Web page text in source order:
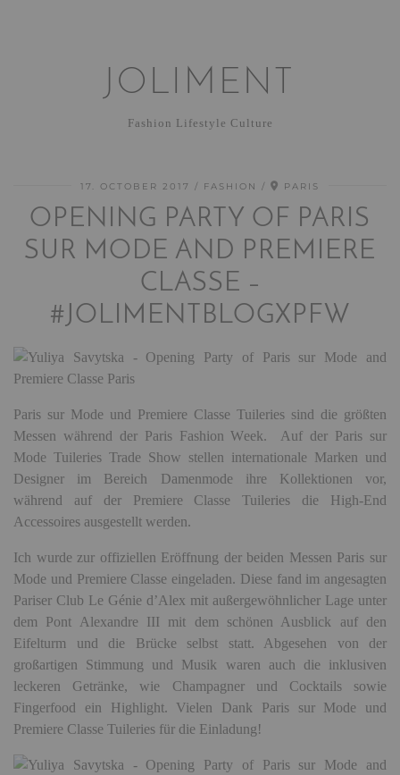
JOLIMENT
Fashion Lifestyle Culture
17. OCTOBER 2017 FASHION PARIS
OPENING PARTY OF PARIS
SUR MODE AND PREMIERE
CLASSE –
#JOLIMENTBLOGXPFW
Paris sur Mode und Premiere Classe Tuileries sind die größten
Messen während der Paris Fashion Week. Auf der Paris sur
Mode Tuileries Trade Show stellen internationale Marken und
Designer im Bereich Damenmode ihre Kollektionen vor,
während auf der Premiere Classe Tuileries die High-End
Accessoires ausgestellt werden.
Ich wurde zur offiziellen Eröffnung der beiden Messen Paris sur
Mode und Premiere Classe eingeladen. Diese fand im angesagten
Pariser Club Le Génie d’Alex mit außergewöhnlicher Lage unter
dem Pont Alexandre III mit dem schönen Ausblick auf den
Eifelturm und die Brücke selbst statt. Abgesehen von der
großartigen Stimmung und Musik waren auch die inklusiven
leckeren Getränke, wie Champagner und Cocktails sowie
Fingerfood ein Highlight. Vielen Dank Paris sur Mode und
Premiere Classe Tuileries für die Einladung!